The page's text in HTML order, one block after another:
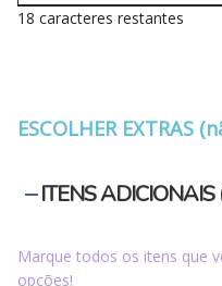
18 caracteres restantes
ESCOLHER EXTRAS
ITENS
Marque todos os itens que
opções!